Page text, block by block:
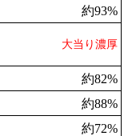
約93%
大当り濃厚
約82%
約88%
約72%